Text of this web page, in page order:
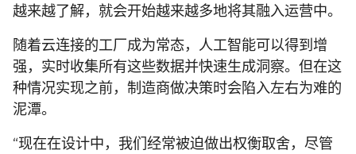
越来越了解，就会开始越来越多地将其融入运营中。
随着云连接的工厂成为常态，人工智能可以得到增
强，实时收集所有这些数据并快速生成洞察。但在这
种情况实现之前，制造商做决策时会陷入左右为难的
泥潭。
“现在在设计中，我们经常被迫做出权衡取舍，尽管